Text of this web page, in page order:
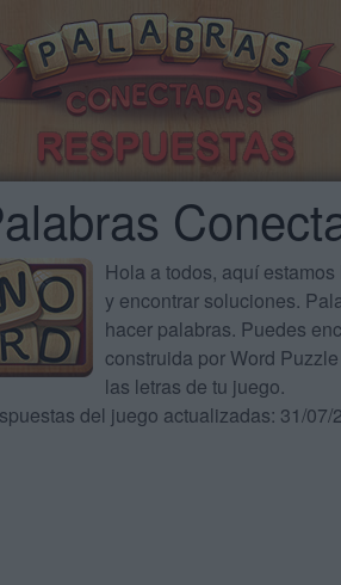
Hola a todos, aquí
y encontrar soluciones.
hacer palabras. Puedes
construida por Word
las letras de tu juego.
del juego actualizadas: 31/07/